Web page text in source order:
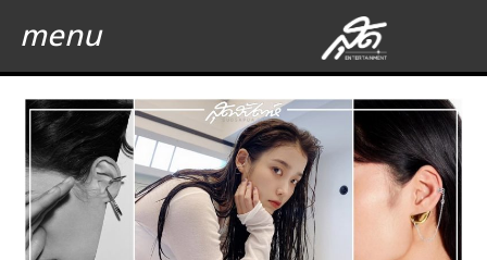
menu